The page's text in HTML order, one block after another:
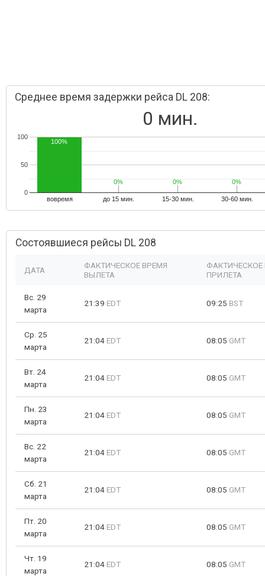
Среднее время задержки рейса DL 208:
0 мин.
вовремя до 15 мин. 15-30 мин. 30-60 мин.
0
50
100
100%
0%
0% 0%
0% 0%
0%
Состоявшиеся рейсы DL 208
ДАТА
ФАКТИЧЕСКОЕ ВРЕМЯ
ВЫЛЕТА
ФАКТИЧЕСКОЕ
ПРИЛЕТА
Вс. 29
марта
21:39 EDT 09:25 BST
Ср. 25
марта
21:04 EDT 08:05 GMT
Вт. 24
марта
21:04 EDT 08:05 GMT
Пн. 23
марта
21:04 EDT 08:05 GMT
Вс. 22
марта
21:04 EDT 08:05 GMT
Сб. 21
марта
21:04 EDT 08:05 GMT
Пт. 20
марта
21:04 EDT 08:05 GMT
Чт. 19
марта
21:04 EDT 08:05 GMT